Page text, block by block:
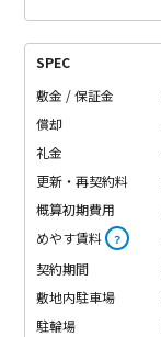
SPEC
敷金 / 保証金
償却
礼金
更新・再契約料
概算初期費用
めやす賃料 ？
契約期間
敷地内駐車場
駐輪場